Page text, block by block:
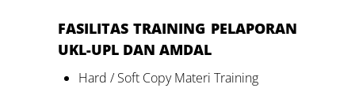
FASILITAS TRAINING PELAPORAN
UKL-UPL DAN AMDAL
Hard / Soft Copy Materi Training